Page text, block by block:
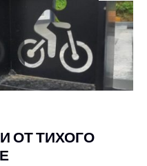
ОТ ТИХОГО